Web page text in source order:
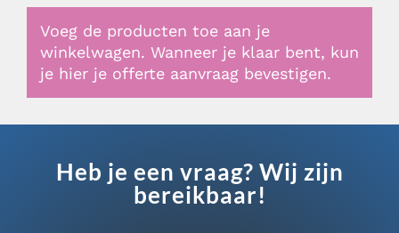
Mobiele toilet voorzieningen
Party & podiumverlichting
Podium & presentatie
Speciale effecten
Voeg de producten toe aan je
winkelwagen. Wanneer je klaar bent, kun
je hier je offerte aanvraag bevestigen.
Heb je een vraag? Wij zijn
bereikbaar!